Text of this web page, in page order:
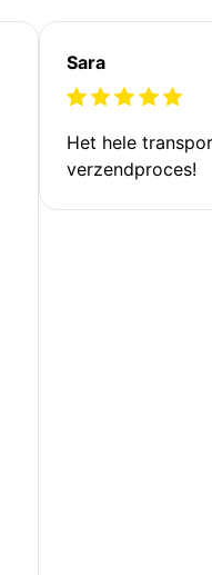
Sara
Het hele
verzendproces!